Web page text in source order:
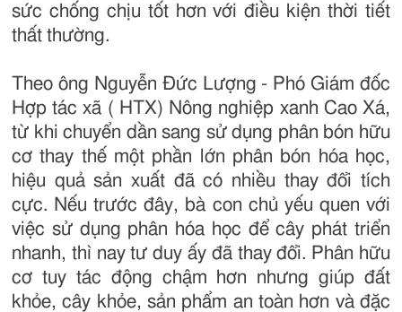
sức chống chịu tốt hơn với điều kiện thời tiết
thất thường.
Theo ông Nguyễn Đức Lượng - Phó Giám đốc
Hợp tác xã ( HTX) Nông nghiệp xanh Cao Xá,
từ khi chuyển dần sang sử dụng phân bón hữu
cơ thay thế một phần lớn phân bón hóa học,
hiệu quả sản xuất đã có nhiều thay đổi tích
cực. Nếu trước đây, bà con chủ yếu quen với
việc sử dụng phân hóa học để cây phát triển
nhanh, thì nay tư duy ấy đã thay đổi. Phân hữu
cơ tuy tác động chậm hơn nhưng giúp đất
khỏe, cây khỏe, sản phẩm an toàn hơn và đặc